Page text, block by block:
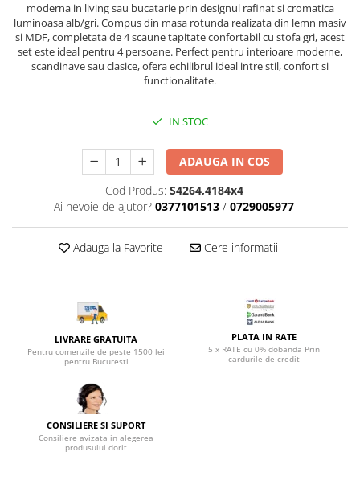
Top saltele 10 cm
Top saltele memory 5 cm
Top saltele MemoHR 6.5 cm
Scaune manager
Mobilier bucatarie
Mese bucatarie
Scaune pentru bucatarie
Seturi mese si scaune bucatarie
Suporturi si rafturi pantofi
Portmantouri
Pantofare
Seturi mobilier hol
Mobilier gradinita
Mese gradinita
Scaune gradinita
Set mese si scaune gradinita
Mobilier copii
moderna in living sau bucatarie prin designul rafinat si cromatica
luminoasa alb/gri. Compus din masa rotunda realizata din lemn masiv
si MDF, completata de 4 scaune tapitate confortabil cu stofa gri, acest
set este ideal pentru 4 persoane. Perfect pentru interioare moderne,
scandinave sau clasice, ofera echilibrul ideal intre stil, confort si
functionalitate.
IN STOC
ADAUGA IN COS
Cod Produs: S4264,4184x4
Ai nevoie de ajutor? 0377101513 / 0729005977
Adauga la Favorite Cere informatii
LIVRARE GRATUITA
Pentru comenzile de peste 1500 lei
pentru Bucuresti
PLATA IN RATE
5 x RATE cu 0% dobanda Prin
cardurile de credit
CONSILIERE SI SUPORT
Consiliere avizata in alegerea
produsului dorit